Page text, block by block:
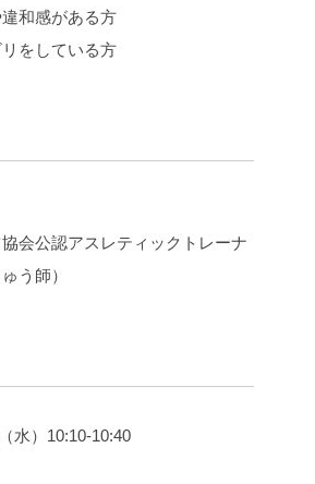
和感がある方
をしている方
協会公認アスレティックトレーナ
う師）
水）10:10-10:40